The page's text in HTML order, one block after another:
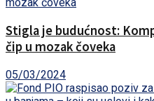
Stigla je budućnost:
čip u mozak čoveka
05/03/2024